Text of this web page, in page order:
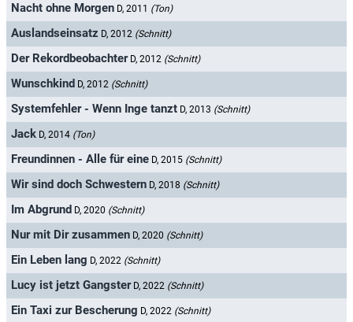
Nacht ohne Morgen D, 2011 (Ton)
Auslandseinsatz D, 2012 (Schnitt)
Der Rekordbeobachter D, 2012 (Schnitt)
Wunschkind D, 2012 (Schnitt)
Systemfehler - Wenn Inge tanzt D, 2013 (Schnitt)
Jack D, 2014 (Ton)
Freundinnen - Alle für eine D, 2015 (Schnitt)
Wir sind doch Schwestern D, 2018 (Schnitt)
Im Abgrund D, 2020 (Schnitt)
Nur mit Dir zusammen D, 2020 (Schnitt)
Ein Leben lang D, 2022 (Schnitt)
Lucy ist jetzt Gangster D, 2022 (Schnitt)
Ein Taxi zur Bescherung D, 2022 (Schnitt)